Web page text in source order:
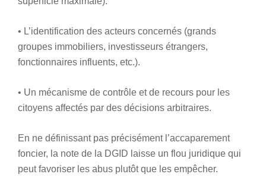
• L’identification des acteurs concernés (grands
groupes immobiliers, investisseurs étrangers,
fonctionnaires influents, etc.).
• Un mécanisme de contrôle et de recours pour les
citoyens affectés par des décisions arbitraires.
En ne définissant pas précisément l’accaparement
foncier, la note de la DGID laisse un flou juridique qui
peut favoriser les abus plutôt que les empêcher.